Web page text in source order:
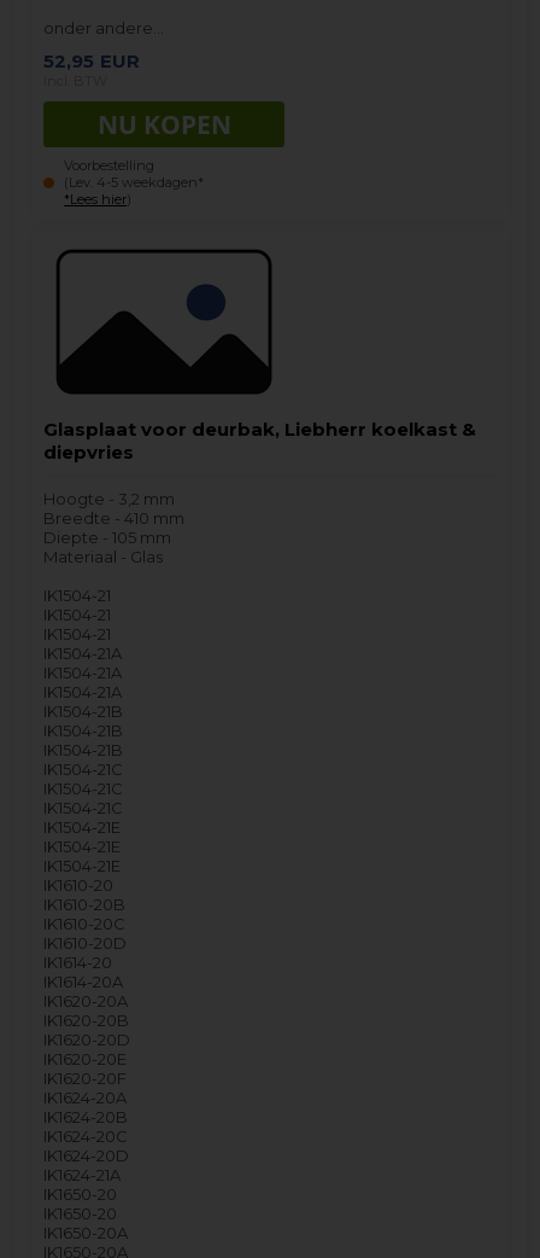
onder andere…
52,95 EUR
Voorbestelling
(Lev. 4-5 weekdagen*
*Lees hier)
Glasplaat voor deurbak, Liebherr koelkast &
diepvries
Hoogte - 3,2 mm
Breedte - 410 mm
Diepte - 105 mm
Materiaal - Glas
IK1504-21
IK1504-21
IK1504-21
IK1504-21A
IK1504-21A
IK1504-21A
IK1504-21B
IK1504-21B
IK1504-21B
IK1504-21C
IK1504-21C
IK1504-21C
IK1504-21E
IK1504-21E
IK1504-21E
IK1610-20
IK1610-20B
IK1610-20C
IK1610-20D
IK1614-20
IK1614-20A
IK1620-20A
IK1620-20B
IK1620-20D
IK1620-20E
IK1620-20F
IK1624-20A
IK1624-20B
IK1624-20C
IK1624-20D
IK1624-21A
IK1650-20
IK1650-20
IK1650-20A
IK1650-20A